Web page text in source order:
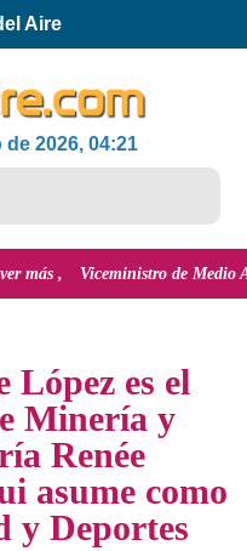
Aire
de 2026, 04:21
Viceministro de Medio
López es el
Minería y
Renée
asume como
y Deportes